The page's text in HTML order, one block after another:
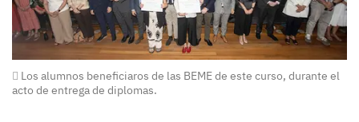
Los alumnos beneficiaros de las BEME de este curso, durante el
acto de entrega de diplomas.